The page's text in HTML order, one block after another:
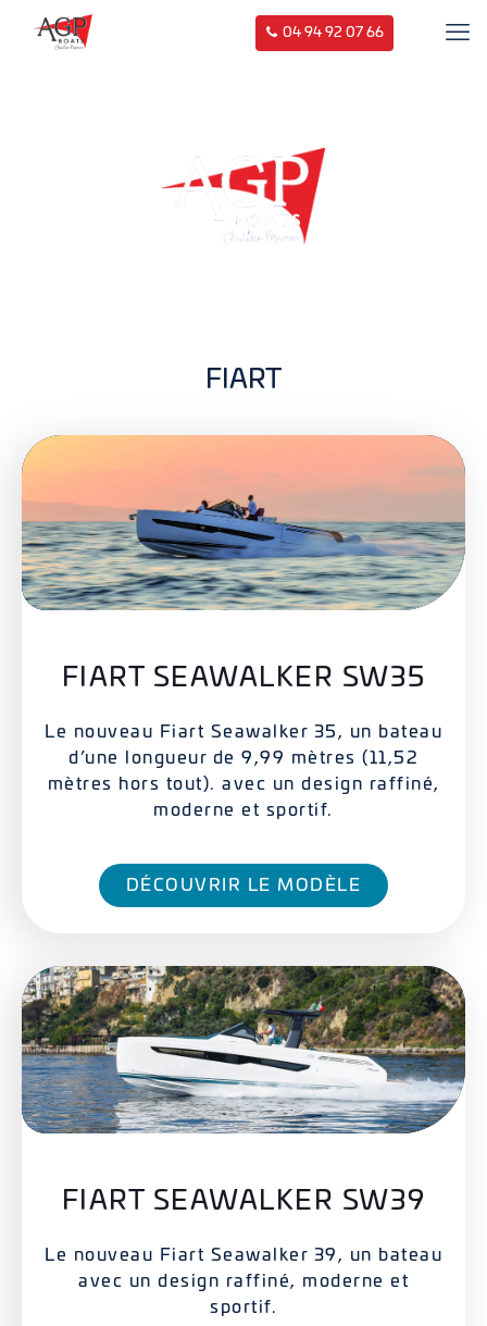
04 94 92 07 66
FIART
FIART SEAWALKER SW35
Le nouveau Fiart Seawalker 35, un bateau
d’une longueur de 9,99 mètres (11,52
mètres hors tout). avec un design raffiné,
moderne et sportif.
DÉCOUVRIR LE MODÈLE
FIART SEAWALKER SW39
Le nouveau Fiart Seawalker 39, un bateau
avec un design raffiné, moderne et
sportif.